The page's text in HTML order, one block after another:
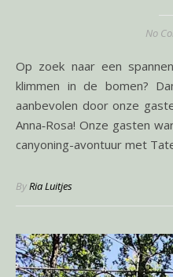
No
Op zoek naar een spannend uitje dat verder gaat dan
klimmen in de bomen?
aanbevolen door onze
Anna‑Rosa! Onze gasten
canyoning-avontuur met
ByRia Luitjes